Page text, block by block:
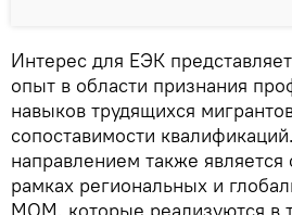
Интерес для ЕЭК
опыт в области признания
навыков трудящихся
сопоставимости
направлением также является
рамках региональных и
МОМ, которые реализуются в